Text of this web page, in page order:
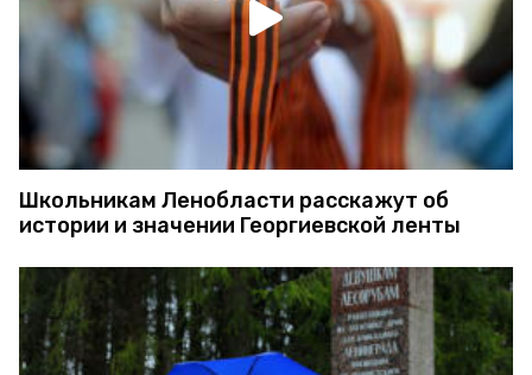
Школьникам Ленобласти расскажут об
истории и значении Георгиевской ленты